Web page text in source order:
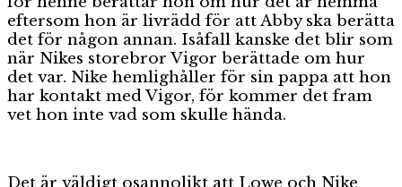
eftersom hon är livrädd för att Abby ska berätta
det för någon annan. Isåfall kanske det blir som
när Nikes storebror Vigor berättade om hur
det var. Nike hemlighåller för sin pappa att hon
har kontakt med Vigor, för kommer det fram
vet hon inte vad som skulle hända.